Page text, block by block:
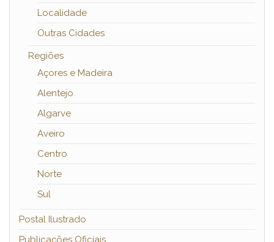
Localidade
Outras Cidades
Regiões
Açores e Madeira
Alentejo
Algarve
Aveiro
Centro
Norte
Sul
Postal Ilustrado
Publicações Oficiais